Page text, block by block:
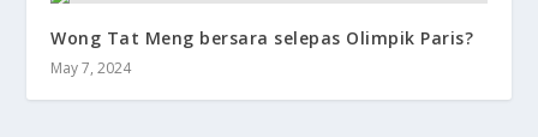
Wong Tat Meng bersara selepas Olimpik Paris?
May 7, 2024